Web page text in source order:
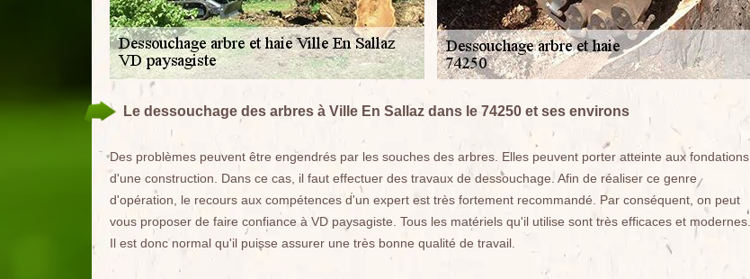
Le dessouchage des arbres à Ville En Sallaz dans le 74250 et ses environs
Des problèmes peuvent être engendrés par les souches des arbres. Elles peuvent porter atteinte aux fondations
d'une construction. Dans ce cas, il faut effectuer des travaux de dessouchage. Afin de réaliser ce genre
d'opération, le recours aux compétences d'un expert est très fortement recommandé. Par conséquent, on peut
vous proposer de faire confiance à VD paysagiste. Tous les matériels qu'il utilise sont très efficaces et modernes.
Il est donc normal qu'il puisse assurer une très bonne qualité de travail.